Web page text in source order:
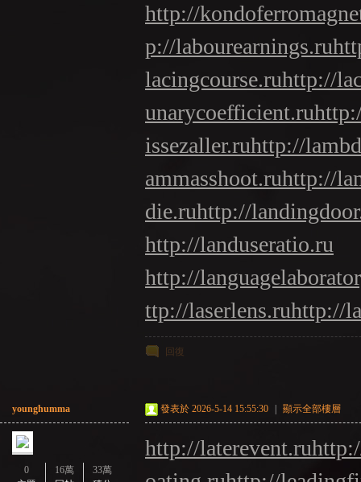
http://
p://labourearnings.ru
lacingcourse.ruhttp://
unarycoefficient.ru
issezaller.ruhttp://
ammasshoot.ruhttp://
die.ruhttp://
http://landuseratio.ru
http://
ttp://laserlens.ruhttp://
回復
younghumma
0
16萬
33萬
發表於 2026-5-14 15:55:30 顯示全部樓層
http://laterevent.ru